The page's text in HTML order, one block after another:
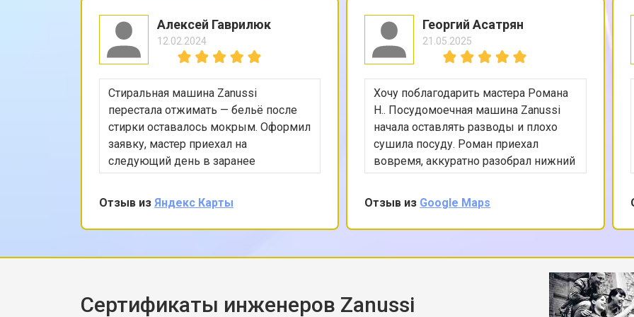
Замена платы управления от 70 мин
Замена мембраны от 110 мин
Алексей Гаврилюк
12.02.2024
Стиральная машина Zanussi
перестала отжимать — бельё после
стирки оставалось мокрым. Оформил
заявку, мастер приехал на
следующий день в заранее
согласованное время. Проверил
насос, режимы программы, снял
заднюю панель и показал, что
ремень частично порвался и
лишних разговоров, после чего
убедился, что вращение барабана
корректное. Рассказал, как
Отзыв из Яндекс Карты
Георгий Асатрян
21.05.2025
Хочу поблагодарить мастера Романа
Н.. Посудомоечная машина Zanussi
начала оставлять разводы и плохо
сушила посуду. Роман приехал
вовремя, аккуратно разобрал нижний
отсек, проверил циркуляционный
насос, состояние уплотнителей и
ТЭНа. Проблема оказалась в слабом
напоре из-за частично забитого
прочистил его, но и показал, почему
это произошло, дал рекомендации по
соли и выбору программ. Работает
сейчас заметно лучше, чем раньше.
Отзыв из Google Maps
Сертификаты инженеров Zanussi